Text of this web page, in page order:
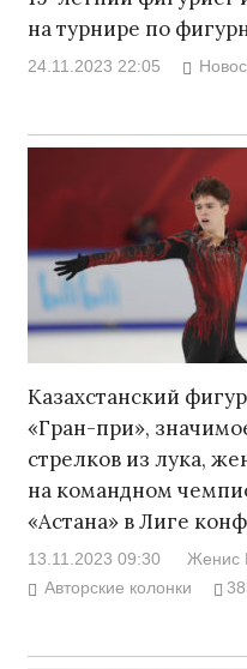
на турнире по
24.11.2023 22:05
Казахстанский
«Гран-при»,
стрелков из лука,
на командном
«Астана» в Лиге
13.11.2023 09:30
Авторские колонки